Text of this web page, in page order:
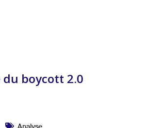
du boycott 2.0